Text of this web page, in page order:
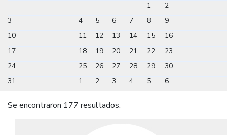
1
2
3
4 5 6 7 8
9
10
11 12 13 14 15
16
17
18 19 20 21 22
23
24
25 26 27 28 29
30
31
1 2 3 4 5 6
Se encontraron 177 resultados.